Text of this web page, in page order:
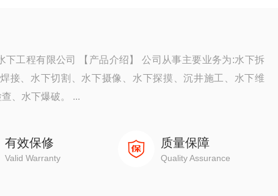
下工程有限公司 【产品介绍】 公司从事主要业务为:水下拆
接、水下切割、水下摄像、水下探摸、沉井施工、水下维
、水下爆破。 ...
有效保修
Valid Warranty
质量保障
Quality Assurance